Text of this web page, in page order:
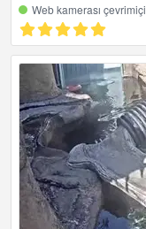
Web kamerası çevrimiçi